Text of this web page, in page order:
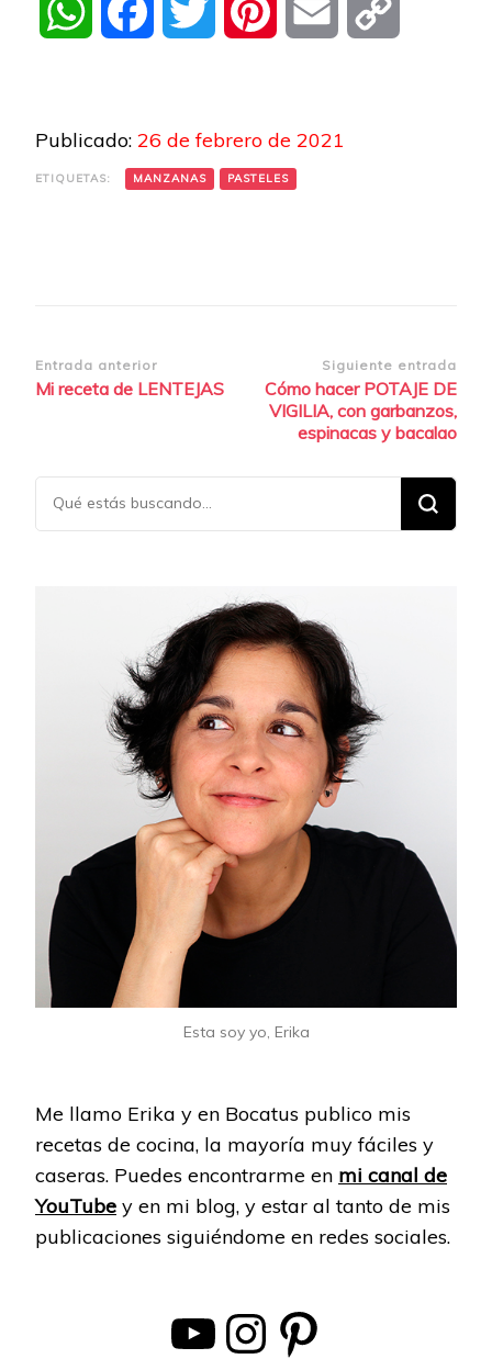
WhatsAppFacebook Twitter Pinterest Email
Publicado: 26 de febrero de 2021
ETIQUETAS: MANZANAS PASTELES
Navegación
de
Entrada anterior
Mi receta de LENTEJAS
Siguiente entrada
Cómo hacer POTAJE DE
VIGILIA, con garbanzos,
espinacas y bacalao
¿Buscas
algo?
Esta soy yo, Erika
Me llamo Erika y en Bocatus publico mis
recetas de cocina, la mayoría muy fáciles y
caseras. Puedes encontrarme en mi canal de
YouTube y en mi blog, y estar al tanto de mis
publicaciones siguiéndome en redes sociales.
YouTube Instagram Pinterest